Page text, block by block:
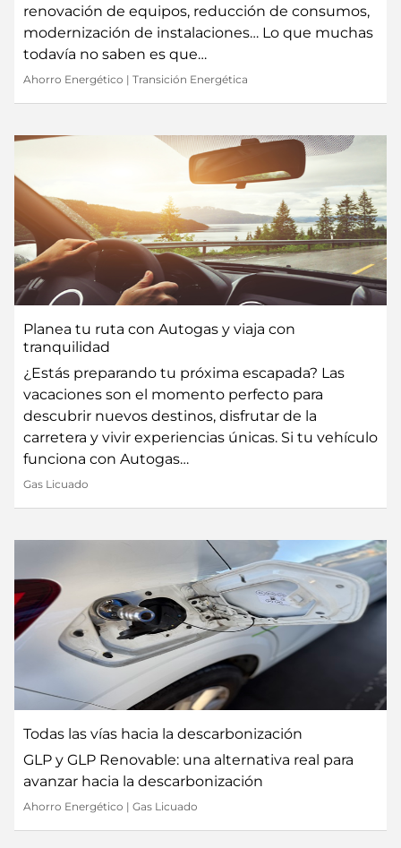
renovación de equipos, reducción de consumos,
modernización de instalaciones… Lo que muchas
todavía no saben es que…
Ahorro Energético | Transición Energética
Planea tu ruta con Autogas y viaja con
tranquilidad
¿Estás preparando tu próxima escapada? Las
vacaciones son el momento perfecto para
descubrir nuevos destinos, disfrutar de la
carretera y vivir experiencias únicas. Si tu vehículo
funciona con Autogas…
Gas Licuado
Todas las vías hacia la descarbonización
GLP y GLP Renovable: una alternativa real para
avanzar hacia la descarbonización
Ahorro Energético | Gas Licuado